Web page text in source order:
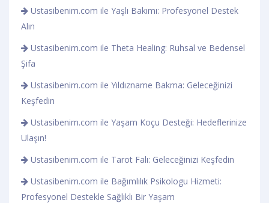
Ustasibenim.com ile Yaşlı Bakımı: Profesyonel Destek
Alın
Ustasibenim.com ile Theta Healing: Ruhsal ve Bedensel
Şifa
Ustasibenim.com ile Yıldızname Bakma: Geleceğinizi
Keşfedin
Ustasibenim.com ile Yaşam Koçu Desteği: Hedeflerinize
Ulaşın!
Ustasibenim.com ile Tarot Falı: Geleceğinizi Keşfedin
Ustasibenim.com ile Bağımlılık Psikologu Hizmeti:
Profesyonel Destekle Sağlıklı Bir Yaşam